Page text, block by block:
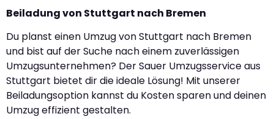
Beiladung von Stuttgart nach Bremen
Du planst einen Umzug von Stuttgart nach Bremen
und bist auf der Suche nach einem zuverlässigen
Umzugsunternehmen? Der Sauer Umzugsservice aus
Stuttgart bietet dir die ideale Lösung! Mit unserer
Beiladungsoption kannst du Kosten sparen und deinen
Umzug effizient gestalten.